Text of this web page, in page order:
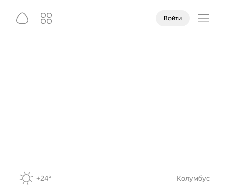
Войти
+24° Колумбус